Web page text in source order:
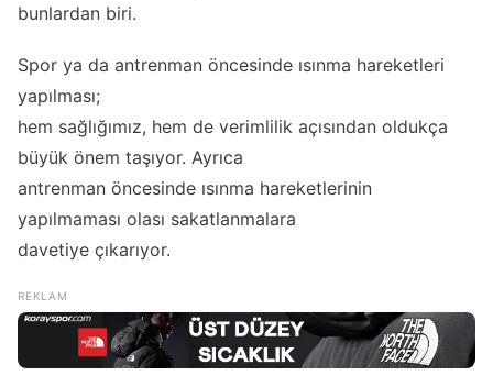
bunlardan biri.
Spor ya da antrenman öncesinde ısınma hareketleri
yapılması;
hem sağlığımız, hem de verimlilik açısından oldukça
büyük önem taşıyor. Ayrıca
antrenman öncesinde ısınma hareketlerinin
yapılmaması olası sakatlanmalara
davetiye çıkarıyor.